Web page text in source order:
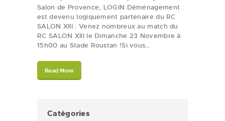
Salon de Provence, LOGIN Déménagement
est devenu logiquement partenaire du RC
SALON XIII : Venez nombreux au match du
RC SALON XIII le Dimanche 23 Novembre à
15h00 au Stade Roustan !Si vous…
Read More
Catégories